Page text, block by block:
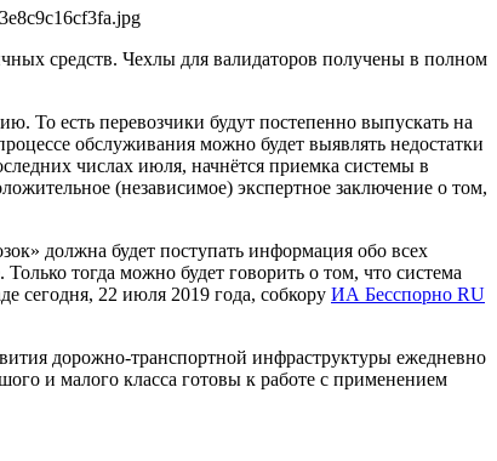
средств. Чехлы для валидаторов получены в полном
То есть перевозчики будут постепенно выпускать на
обслуживания можно будет выявлять недостатки
числах июля, начнётся приемка системы в
(независимое) экспертное заключение о том,
должна будет поступать информация обо всех
тогда можно будет говорить о том, что система
сегодня, 22 июля 2019 года, собкору ИА Бесспорно RU
дорожно-транспортной инфраструктуры ежедневно
и малого класса готовы к работе с применением